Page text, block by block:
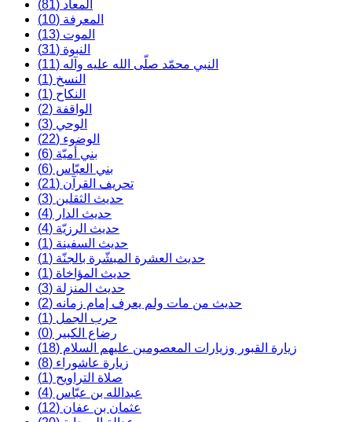
المعاد (81)
المعرفة (10)
الموت (13)
النبوة (31)
النبي محمّد صلّى الله عليه وآله (11)
النسخ (1)
النكاح (1)
الواقفة (2)
الوحي (3)
الوضوء (22)
بني أميّة (6)
بني العبّاس (6)
تحريف القرآن (21)
حديث الثقلين (3)
حديث الدار (4)
حديث الرزيّة (4)
حديث السفينة (1)
حديث العشرة المبشّرة بالجنّة (1)
حديث المؤاخاة (1)
حديث المنزلة (3)
حديث من مات ولم يعرف إمام زمانه (2)
حرب الجمل (1)
رضاع الكبير (0)
زيارة القبور وزيارات المعصومين عليهم السلام (18)
زيارة عاشوراء (8)
صلاة التراويح (1)
عبدالله بن عبّاس (4)
عثمان بن عفان (12)